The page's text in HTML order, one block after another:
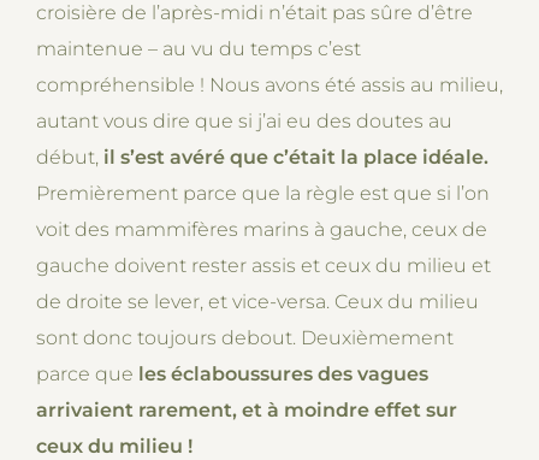
croisière de l’après-midi n’était pas sûre d’être
maintenue – au vu du temps c’est
compréhensible ! Nous avons été assis au milieu,
autant vous dire que si j’ai eu des doutes au
début, il s’est avéré que c’était la place idéale.
Premièrement parce que la règle est que si l’on
voit des mammifères marins à gauche, ceux de
gauche doivent rester assis et ceux du milieu et
de droite se lever, et vice-versa. Ceux du milieu
sont donc toujours debout. Deuxièmement
parce que les éclaboussures des vagues
arrivaient rarement, et à moindre effet sur
ceux du milieu !